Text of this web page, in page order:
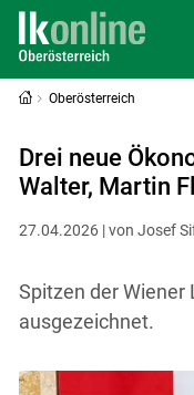
Oberösterreich
Drei neue
Walter, Martin
27.04.2026 | von Josef
Spitzen der Wiener
ausgezeichnet.